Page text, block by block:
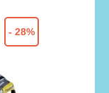
- 28%